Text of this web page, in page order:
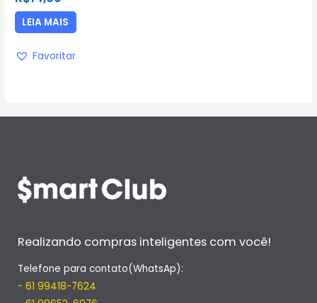
5
LEIA MAIS
Favoritar
Realizando compras inteligentes com você!
Telefone para contato(WhatsAp):
- 61 99418-7624